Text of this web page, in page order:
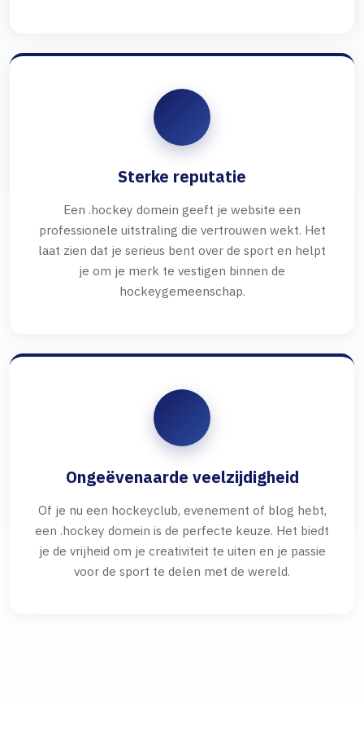
Sterke reputatie
Een .hockey domein geeft je website een
professionele uitstraling die vertrouwen wekt. Het
laat zien dat je serieus bent over de sport en helpt
je om je merk te vestigen binnen de
hockeygemeenschap.
Ongeëvenaarde veelzijdigheid
Of je nu een hockeyclub, evenement of blog hebt,
een .hockey domein is de perfecte keuze. Het biedt
je de vrijheid om je creativiteit te uiten en je passie
voor de sport te delen met de wereld.